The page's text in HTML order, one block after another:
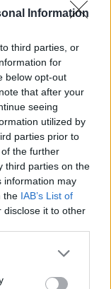
Information
third parties, or
for
below opt-out
that after your
seeing
utilized by
parties prior to
the further
third parties on the
information may
the IAB’s List of
disclose it to other
or more Google
You may click to